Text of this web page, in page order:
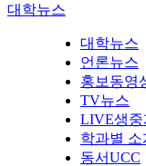
대학뉴스
대학뉴스
언론뉴스
홍보동영
TV뉴스
LIVE생중
학과별 소
동서UCC